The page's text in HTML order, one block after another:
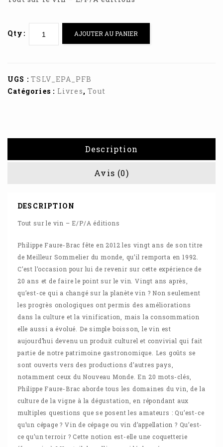
Qty: AJOUTER AU PANIER
UGS :TSLV_EPA_PFB
Catégories : Livres,Tout
Description
Avis (0)
DESCRIPTION
Tout sur le vin – E/P/A éditions
Philippe Faure-Brac fête en 2012 les vingt ans de son titre
de Meilleur Sommelier du monde, qu’il remporta en 1992.
C’est l’occasion pour lui de revenir sur cette expérience de
20 ans et de faire le point sur le vin. Vingt ans après,
qu’est-ce qui a changé sur la planète vin ? Non seulement
les progrès onologiques ont permis des améliorations
dans la culture et la vinification, mais la consommation
elle aussi a évolué. De simple boisson, le vin est
aujourd’hui devenu un produit culturel et convivial qui fait
partie de notre patrimoine gastronomique. Les goûts se
sont ouverts vers des productions d’autres pays,
notamment ceux du Nouveau Monde. En 20 mots-clés,
Philippe Faure-Brac aborde tous les domaines du vin, de la
culture de la vigne à la dégustation, en répondant aux
multiples questions que se posent les amateurs : Qu’est-ce
qu’un cépage ? Vin de cépage ou vin d’appellation ? Qu’est-
ce qu’un terroir ? Cette notion est-elle une coquetterie